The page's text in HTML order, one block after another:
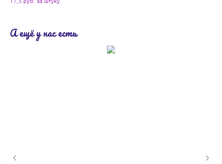
А ещё у нас есть